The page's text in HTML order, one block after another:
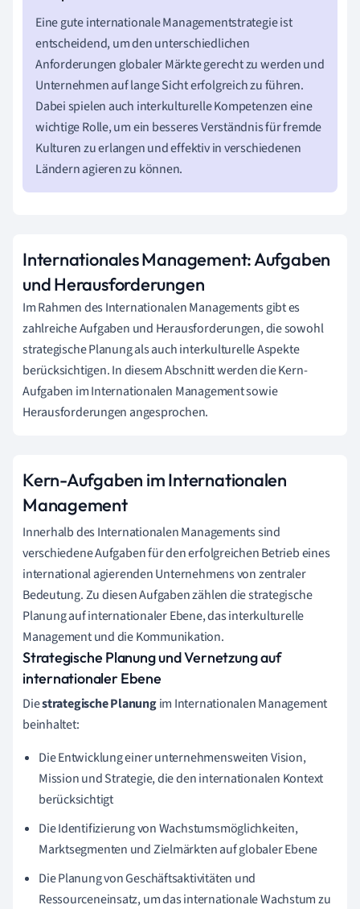
Eine gute internationale Managementstrategie ist
entscheidend, um den unterschiedlichen
Anforderungen globaler Märkte gerecht zu werden und
Unternehmen auf lange Sicht erfolgreich zu führen.
Dabei spielen auch interkulturelle Kompetenzen eine
wichtige Rolle, um ein besseres Verständnis für fremde
Kulturen zu erlangen und effektiv in verschiedenen
Ländern agieren zu können.
Internationales Management: Aufgaben
und Herausforderungen
Im Rahmen des Internationalen Managements gibt es
zahlreiche Aufgaben und Herausforderungen, die sowohl
strategische Planung als auch interkulturelle Aspekte
berücksichtigen. In diesem Abschnitt werden die Kern-
Aufgaben im Internationalen Management sowie
Herausforderungen angesprochen.
Kern-Aufgaben im Internationalen
Management
Innerhalb des Internationalen Managements sind
verschiedene Aufgaben für den erfolgreichen Betrieb eines
international agierenden Unternehmens von zentraler
Bedeutung. Zu diesen Aufgaben zählen die strategische
Planung auf internationaler Ebene, das interkulturelle
Management und die Kommunikation.
Strategische Planung und Vernetzung auf
internationaler Ebene
Diestrategische Planungim Internationalen Management
beinhaltet:
Die Entwicklung einer unternehmensweiten Vision,
Mission und Strategie, die den internationalen Kontext
berücksichtigt
Die Identifizierung von Wachstumsmöglichkeiten,
Marktsegmenten und Zielmärkten auf globaler Ebene
Die Planung von Geschäftsaktivitäten und
Ressourceneinsatz, um das internationale Wachstum zu